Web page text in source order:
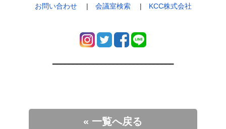
お問い合わせ| 会議室検索| KCC株式会社
━━━━━━━━━━━━━━━━━━━━━━━━━━━━━━
« 一覧へ戻る